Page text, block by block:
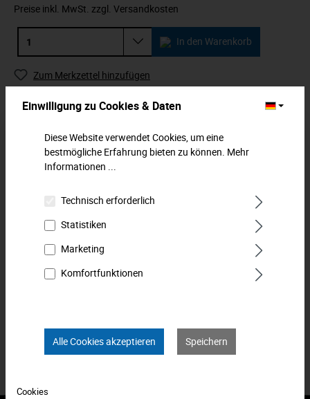
Preise inkl. MwSt. zzgl. Versandkosten
In den Warenkorb
Zum Merkzettel hinzufügen
Werkzeug-Tragekasten, leer, 520x200x200 mm. Aus
Stahlblech. Stabile Ausführung in grau-schwarzem Design.
Der ideale Helfer i…Mehr
Downloads
Technische Daten
Bewertungen
Einwilligung zu Cookies & Daten
Diese Website verwendet Cookies, um eine
bestmögliche Erfahrung bieten zu können. Mehr
Informationen ...
Technisch erforderlich
Statistiken
Marketing
Komfortfunktionen
Alle Cookies akzeptieren Speichern
Cookies